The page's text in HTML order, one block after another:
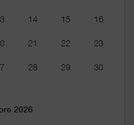
14 15 16
21 22 23
28 29 30
2026